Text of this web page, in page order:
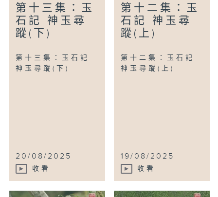
第十三集：玉
石記 神玉尋
蹤(下)
第十三集：玉石記
神玉尋蹤(下)
20/08/2025
收看
第十二集：玉
石記 神玉尋
蹤(上)
第十二集：玉石記
神玉尋蹤(上)
19/08/2025
收看